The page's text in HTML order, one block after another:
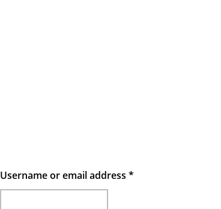
Username or email address *